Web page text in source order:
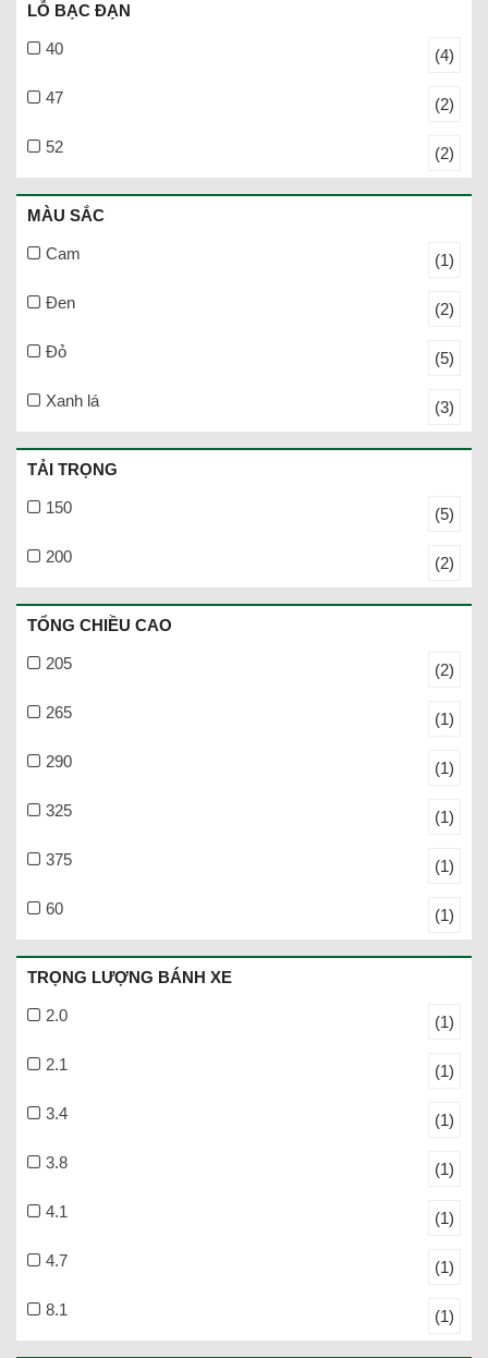
LỖ BẠC ĐẠN
40 (4)
47 (2)
52 (2)
MÀU SẮC
Cam (1)
Đen (2)
Đỏ (5)
Xanh lá (3)
TẢI TRỌNG
150 (5)
200 (2)
TỔNG CHIỀU CAO
205 (2)
265 (1)
290 (1)
325 (1)
375 (1)
60 (1)
TRỌNG LƯỢNG BÁNH XE
2.0 (1)
2.1 (1)
3.4 (1)
3.8 (1)
4.1 (1)
4.7 (1)
8.1 (1)